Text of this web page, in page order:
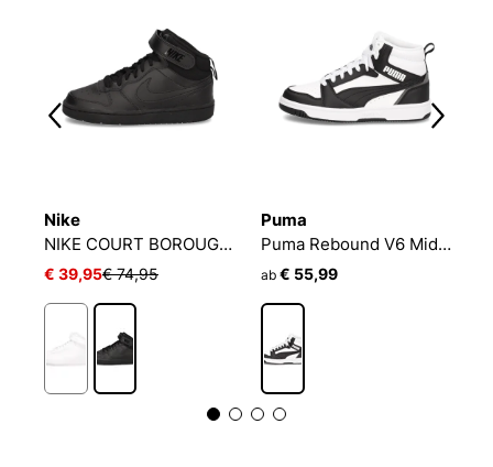
Nike
NIKE COURT BOROUGH MID 2
€ 39,95€ 74,95
Puma
Puma Rebound V6 Mid Jr
ab € 55,99